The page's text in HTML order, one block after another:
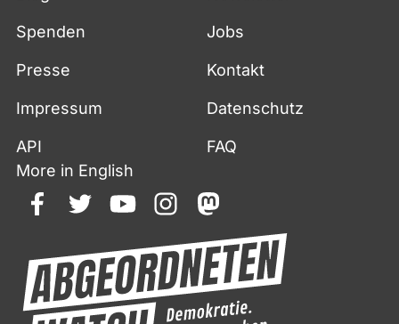
Spenden Jobs
Presse Kontakt
Impressum Datenschutz
API
FAQ
More in English
facebooktwitteryoutubeinstagrammastodon